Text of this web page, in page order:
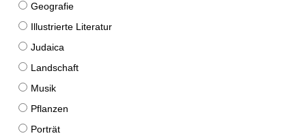
Geografie
Illustrierte Literatur
Judaica
Landschaft
Musik
Pflanzen
Porträt